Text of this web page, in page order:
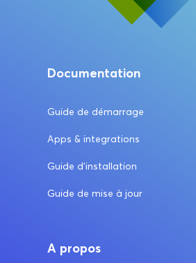
Documentation
Guide de démarrage
Apps & integrations
Guide d’installation
Guide de mise à jour
A propos